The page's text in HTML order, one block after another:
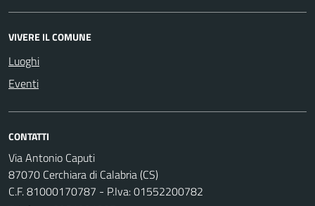
VIVERE IL COMUNE
Luoghi
Eventi
CONTATTI
Via Antonio Caputi
87070 Cerchiara di Calabria (CS)
C.F. 81000170787 - P.Iva: 01552200782